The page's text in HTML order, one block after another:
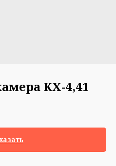
КХ-4,41